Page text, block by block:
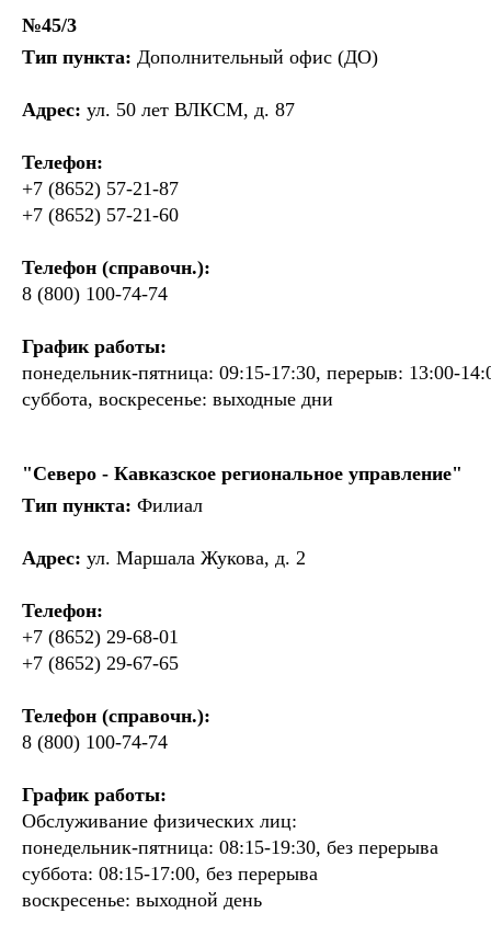
№45/3
Тип пункта: Дополнительный офис (ДО)
Адрес: ул. 50 лет ВЛКСМ, д. 87
Телефон:
+7 (8652) 57-21-87
+7 (8652) 57-21-60
Телефон (справочн.):
8 (800) 100-74-74
График работы:
понедельник-пятница: 09:15-17:30, перерыв: 13:00-
суббота, воскресенье: выходные дни
"Северо - Кавказское региональное управление"
Тип пункта: Филиал
Адрес: ул. Маршала Жукова, д. 2
Телефон:
+7 (8652) 29-68-01
+7 (8652) 29-67-65
Телефон (справочн.):
8 (800) 100-74-74
График работы:
Обслуживание физических лиц:
понедельник-пятница: 08:15-19:30, без перерыва
суббота: 08:15-17:00, без перерыва
воскресенье: выходной день